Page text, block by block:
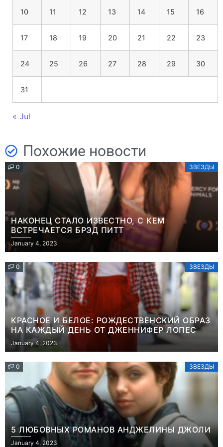
10 11 12 13 14 15 16
17 18 19 20 21 22 23
24 25 26 27 28 29 30
31
« Jul
Похожие новости
0 ЗВЕЗДЫ
НАКОНЕЦ СТАЛО ИЗВЕСТНО, С КЕМ
ВСТРЕЧАЕТСЯ БРЭД ПИТТ
January 4, 2023
0 ЗВЕЗДЫ
КРАСНОЕ И БЕЛОЕ: РОЖДЕСТВЕНСКИЙ ОБРАЗ
НА КАЖДЫЙ ДЕНЬ ОТ ДЖЕННИФЕР ЛОПЕС
January 4, 2023
0 ЗВЕЗДЫ
5 ЛЮБОВНЫХ РОМАНОВ АНДЖЕЛИНЫ ДЖОЛИ
January 4, 2023